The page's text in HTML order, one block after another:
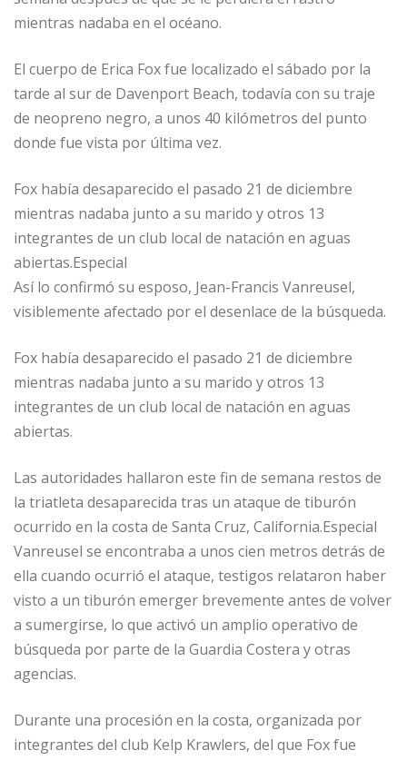
mientras nadaba en el océano.
El cuerpo de Erica Fox fue localizado el sábado por la
tarde al sur de Davenport Beach, todavía con su traje
de neopreno negro, a unos 40 kilómetros del punto
donde fue vista por última vez.
Fox había desaparecido el pasado 21 de diciembre
mientras nadaba junto a su marido y otros 13
integrantes de un club local de natación en aguas
abiertas.Especial
Así lo confirmó su esposo, Jean-Francis Vanreusel,
visiblemente afectado por el desenlace de la búsqueda.
Fox había desaparecido el pasado 21 de diciembre
mientras nadaba junto a su marido y otros 13
integrantes de un club local de natación en aguas
abiertas.
Las autoridades hallaron este fin de semana restos de
la triatleta desaparecida tras un ataque de tiburón
ocurrido en la costa de Santa Cruz, California.Especial
Vanreusel se encontraba a unos cien metros detrás de
ella cuando ocurrió el ataque, testigos relataron haber
visto a un tiburón emerger brevemente antes de volver
a sumergirse, lo que activó un amplio operativo de
búsqueda por parte de la Guardia Costera y otras
agencias.
Durante una procesión en la costa, organizada por
integrantes del club Kelp Krawlers, del que Fox fue